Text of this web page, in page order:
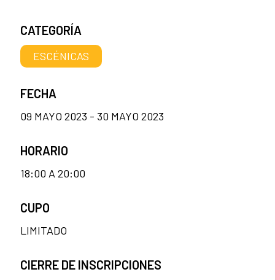
CATEGORÍA
ESCÉNICAS
FECHA
09 MAYO 2023 - 30 MAYO 2023
HORARIO
18:00 A 20:00
CUPO
LIMITADO
CIERRE DE INSCRIPCIONES